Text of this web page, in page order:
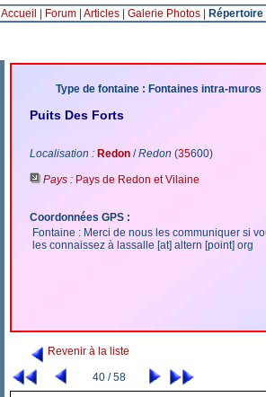
Accueil Forum| Articles| Galerie Photos|
Type de fontaine : Fontaines intra-muros
Puits Des Forts
Localisation : Redon /Redon (35600)
Pays : Pays de Redon et Vilaine
Coordonnées GPS :
Fontaine : Merci de nous les communiquer si
les connaissez à lassalle [at] altern [point] org
Revenir à la liste
40 / 58